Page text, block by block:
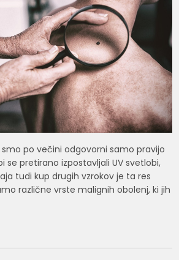
po večini odgovorni samo pravijo
se pretirano izpostavljali UV svetlobi,
tudi kup drugih vzrokov je ta res
različne vrste malignih obolenj, ki jih